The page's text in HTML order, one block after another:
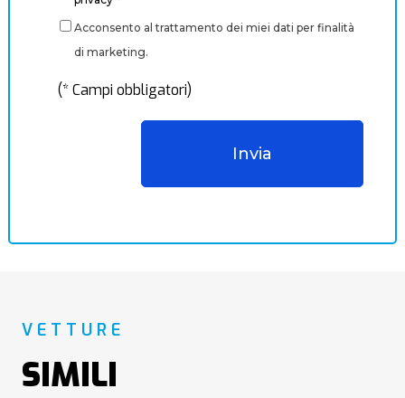
Acconsento al trattamento dei miei dati per finalità
di marketing.
(* Campi obbligatori)
VETTURE
SIMILI